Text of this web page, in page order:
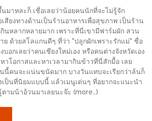
นมาหละก็ เชื่อเลยว่าน้อยคนนักที่จะไม่รู้จัก
สียงทางด้านเป็นร้านอาหารเพื่อสุขภาพ เป็นร้าน
นหลากหลายมาก เพราะที่นี่เขามีฟาร์มผัก สวน
ย ด้วยสโลแกนดีๆ ที่ว่า "ปลูกผักเพราะรักแม่" ชื่อ
บอกเลยว่าคนเชียงใหม่เอง หรือคนต่างจังหวัดเอง
าโอกาสและหาเวลามากินข้าวที่นี่สักมื้อ เลย
นี้คนจะแน่นขนัดมาก บางวันแทบจะเรียกว่าล้นก็
เป็นที่นิยมแบบนี้ แล้วเมนูเด่นๆ ที่อยากจะแนะนำ
ตามน้าอ้วนมาเลยนะจ๊ะ (more…)